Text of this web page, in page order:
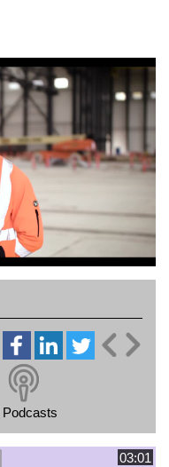
Podcasts
03:01